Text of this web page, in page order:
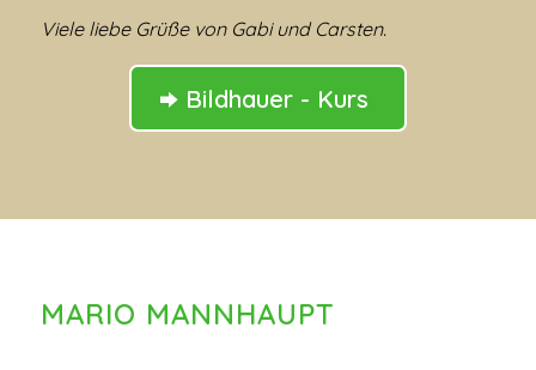
Viele liebe Grüße von Gabi und Carsten.
Bildhauer - Kurs
MARIO MANNHAUPT